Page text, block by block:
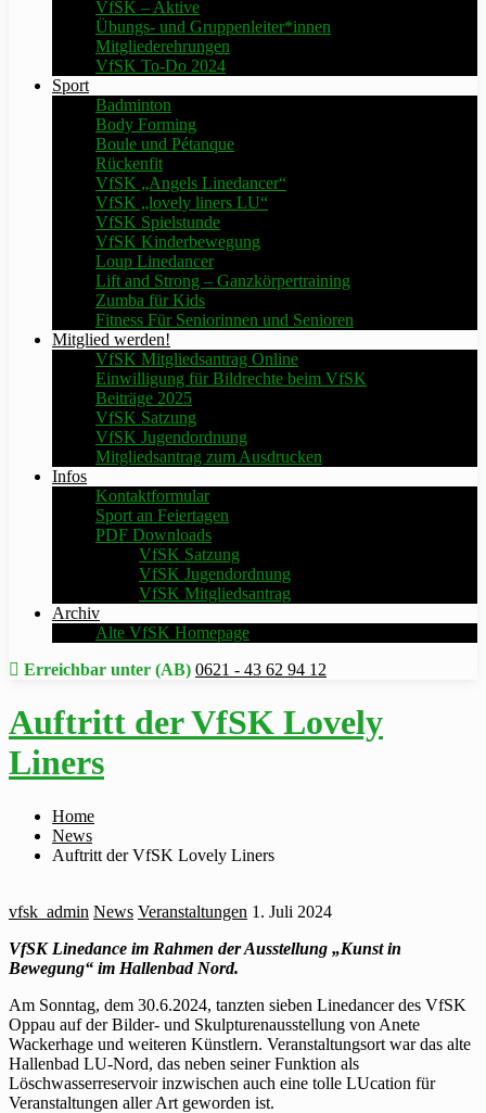
VfSK – Aktive
Übungs- und Gruppenleiter*innen
Mitgliederehrungen
VfSK To-Do 2024
Sport
Badminton
Body Forming
Boule und Pétanque
Rückenfit
VfSK „Angels Linedancer“
VfSK „lovely liners LU“
VfSK Spielstunde
VfSK Kinderbewegung
Loup Linedancer
Lift and Strong – Ganzkörpertraining
Zumba für Kids
Fitness Für Seniorinnen und Senioren
Mitglied werden!
VfSK Mitgliedsantrag Online
Einwilligung für Bildrechte beim VfSK
Beiträge 2025
VfSK Satzung
VfSK Jugendordnung
Mitgliedsantrag zum Ausdrucken
Infos
Kontaktformular
Sport an Feiertagen
PDF Downloads
VfSK Satzung
VfSK Jugendordnung
VfSK Mitgliedsantrag
Archiv
Alte VfSK Homepage
Erreichbar unter (AB) 0621 - 43 62 94 12
Auftritt der VfSK Lovely
Liners
Home
News
Auftritt der VfSK Lovely Liners
vfsk_admin News Veranstaltungen 1. Juli 2024
VfSK Linedance im Rahmen der Ausstellung „Kunst in
Bewegung“ im Hallenbad Nord.
Am Sonntag, dem 30.6.2024, tanzten sieben Linedancer des VfSK
Oppau auf der Bilder- und Skulpturenausstellung von Anete
Wackerhage und weiteren Künstlern. Veranstaltungsort war das alte
Hallenbad LU-Nord, das neben seiner Funktion als
Löschwasserreservoir inzwischen auch eine tolle LUcation für
Veranstaltungen aller Art geworden ist.